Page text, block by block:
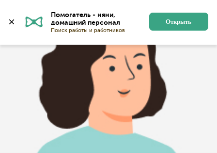
Помогатель - няни,
Поиск работы и работников
Открыть